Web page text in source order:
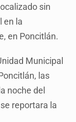
sin
en la
en Poncitlán.
Municipal
las
noche del
reportara la